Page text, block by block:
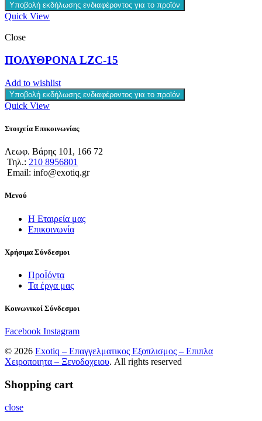
Υποβολή εκδήλωσης ενδιαφέροντος για το προϊόν
Quick View
Close
ΠΟΛΥΘΡΟΝΑ LZC-15
Add to wishlist
Υποβολή εκδήλωσης ενδιαφέροντος για το προϊόν
Quick View
Στοιχεία Επικοινωνίας
Λεωφ. Βάρης 101, 166 72
Τηλ.: 210 8956801
Email: info@exotiq.gr
Μενού
Η Εταιρεία μας
Επικοινωνία
Χρήσιμα Σύνδεσμοι
ΠροΪόντα
Τα έργα μας
Κοινωνικοί Σύνδεσμοι
Facebook Instagram
© 2026 Exotiq – Επαγγελματικος Εξοπλισμος – Επιπλα
Χειροποιητα – Ξενοδοχειου. All rights reserved
Shopping cart
close